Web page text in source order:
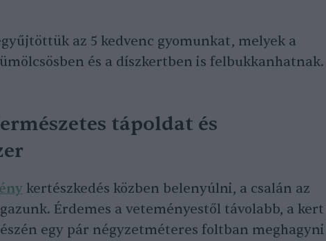
az 5 kedvenc gyomunkat, melyek a
és a díszkertben is felbukkanhatnak.
tápoldat és
kertészkedés közben belenyúlni, a csalán az
Érdemes a veteményestől távolabb, a kert
egy pár négyzetméteres foltban meghagyni